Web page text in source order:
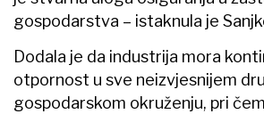
gospodarstva – istaknula je
Dodala je da industrija mora
otpornost u sve neizvjesnijem
gospodarskom okruženju, pri